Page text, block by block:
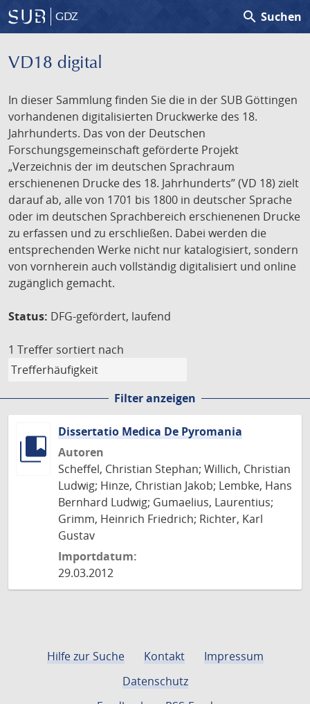
GDZ search Suchen
VD18 digital
In dieser Sammlung finden Sie die in der SUB Göttingen
vorhandenen digitalisierten Druckwerke des 18.
Jahrhunderts. Das von der Deutschen
Forschungsgemeinschaft geförderte Projekt
„Verzeichnis der im deutschen Sprachraum
erschienenen Drucke des 18. Jahrhunderts” (VD 18) zielt
darauf ab, alle von 1701 bis 1800 in deutscher Sprache
oder im deutschen Sprachbereich erschienenen Drucke
zu erfassen und zu erschließen. Dabei werden die
entsprechenden Werke nicht nur katalogisiert, sondern
von vornherein auch vollständig digitalisiert und online
zugänglich gemacht.
Status: DFG-gefördert, laufend
1 Treffer sortiert nach
Filter anzeigen
Dissertatio Medica De Pyromania
Autoren
Scheffel, Christian Stephan; Willich, Christian
Ludwig; Hinze, Christian Jakob; Lembke, Hans
Bernhard Ludwig; Gumaelius, Laurentius;
Grimm, Heinrich Friedrich; Richter, Karl
Gustav
Importdatum:
29.03.2012
Hilfe zur Suche Kontakt
Impressum
Datenschutz